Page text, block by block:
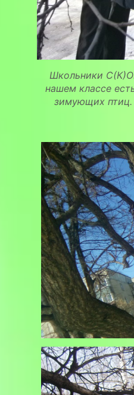
Школьники
нашем классе
зимующих